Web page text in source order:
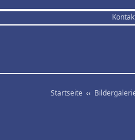
Startseite ‹‹